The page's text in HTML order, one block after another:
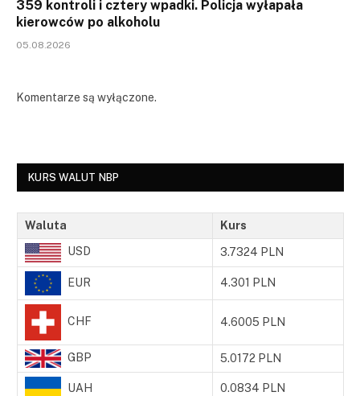
359 kontroli i cztery wpadki. Policja wyłapała
kierowców po alkoholu
05.08.2026
Komentarze są wyłączone.
KURS WALUT NBP
Waluta Kurs
USD 3.7324 PLN
EUR 4.301 PLN
CHF 4.6005 PLN
GBP 5.0172 PLN
UAH 0.0834 PLN